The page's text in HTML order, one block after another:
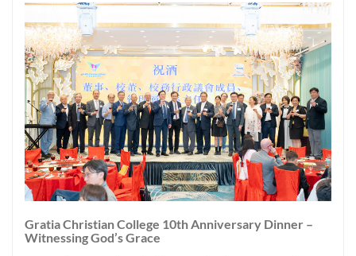
Gratia Christian College 10th Anniversary Dinner –
Witnessing God’s Grace